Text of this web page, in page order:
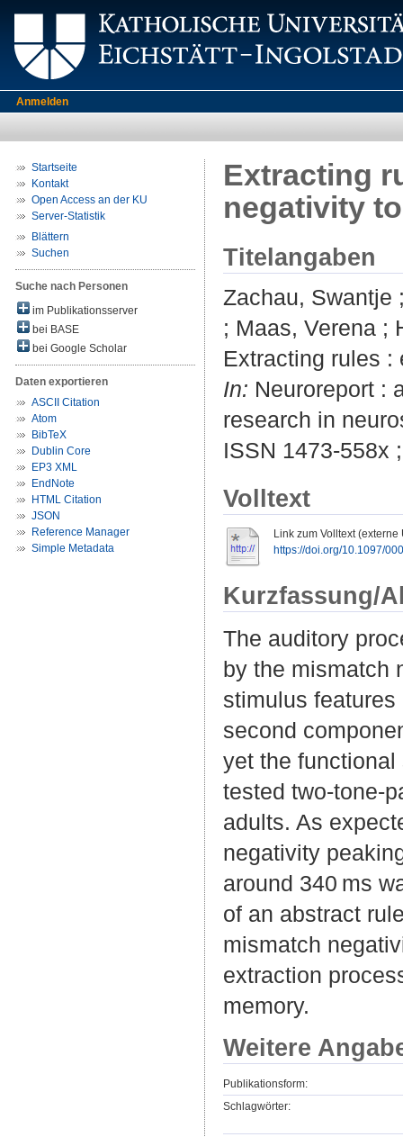
Anmelden
Startseite
Kontakt
Open Access an der KU
Server-Statistik
Blättern
Suchen
Suche nach Personen
im Publikationsserver
bei BASE
bei Google Scholar
Daten exportieren
ASCII Citation
Atom
BibTeX
Dublin Core
EP3 XML
EndNote
HTML Citation
JSON
Reference Manager
Simple Metadata
Extracting
negativity
Titelangaben
Zachau, Swantje
; Maas, Verena ;
Extracting rules :
In: Neuroreport :
research in
ISSN 1473-558x
Volltext
Link zum Volltext (externe
https://doi.org/10.1097/
Kurzfassung/
The auditory
by the mismatch
stimulus
second
yet the
tested two-tone-
adults. As
negativity
around 340 ms
of an abstract
mismatch
extraction
memory.
Weitere
Publikationsform:
Schlagwörter: